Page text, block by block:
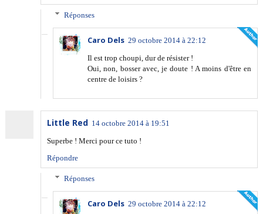
Réponses
Caro Dels 29 octobre 2014 à 22:12
Il est trop choupi, dur de résister !
Oui, non, bosser avec, je doute ! A moins d'être en
centre de loisirs ?
Little Red 14 octobre 2014 à 19:51
Superbe ! Merci pour ce tuto !
Répondre
Réponses
Caro Dels 29 octobre 2014 à 22:12